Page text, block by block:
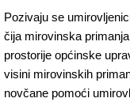
Pozivaju se
čija mirovinska
prostorije općinske
visini mirovinskih
novčane pomoći